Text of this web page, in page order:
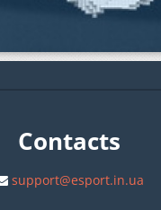
Contacts
support@esport.in.ua